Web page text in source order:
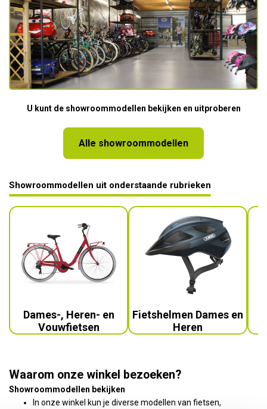
U kunt de showroommodellen bekijken en uitproberen
Alle showroommodellen
Showroommodellen uit onderstaande rubrieken
Dames-, Heren- en
Vouwfietsen
Fietshelmen Dames en
Heren
Waarom onze winkel bezoeken?
Showroommodellen bekijken
In onze winkel kun je diverse modellen van fietsen,